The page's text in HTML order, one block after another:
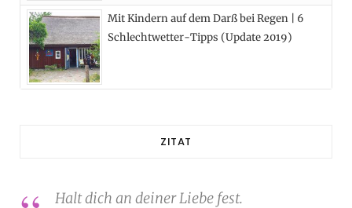
Mit Kindern auf dem Darß bei Regen | 6
Schlechtwetter-Tipps (Update 2019)
ZITAT
Halt dich an deiner Liebe fest.